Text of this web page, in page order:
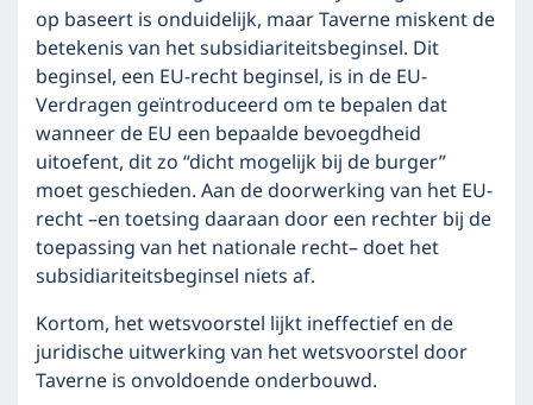
op baseert is onduidelijk, maar Taverne miskent de
betekenis van het subsidiariteitsbeginsel. Dit
beginsel, een EU-recht beginsel, is in de EU-
Verdragen geïntroduceerd om te bepalen dat
wanneer de EU een bepaalde bevoegdheid
uitoefent, dit zo “dicht mogelijk bij de burger”
moet geschieden. Aan de doorwerking van het EU-
recht –en toetsing daaraan door een rechter bij de
toepassing van het nationale recht– doet het
subsidiariteitsbeginsel niets af.
Kortom, het wetsvoorstel lijkt ineffectief en de
juridische uitwerking van het wetsvoorstel door
Taverne is onvoldoende onderbouwd.